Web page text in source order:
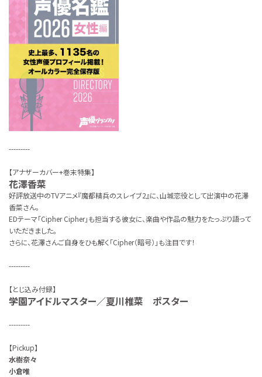
---------
【アナザーカバー+巻末特集】
花澤香菜
好評放送中のTVアニメ『魔都精兵のスレイブ2』に、山城恋役として出演中の花澤
香菜さん。
EDテーマ「Cipher Cipher」も担当する彼女に、楽曲や作品の魅力をたっぷり語って
いただきました。
さらに、花澤さんご自身をひも解く「Cipher（暗号）」も注目です！
---------
【とじ込み付録】
学園アイドルマスター／夏川椎菜 ポスター
---------
【Pickup】
水樹奈々
小倉唯